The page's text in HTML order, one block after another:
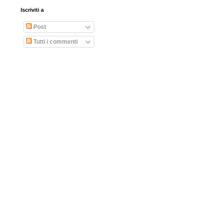
Iscriviti a
Post
Tutti i commenti